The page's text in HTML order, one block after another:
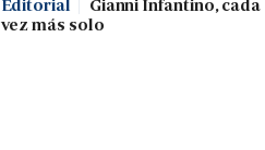
Editorial
Gianni Infantino, cada
vez más solo